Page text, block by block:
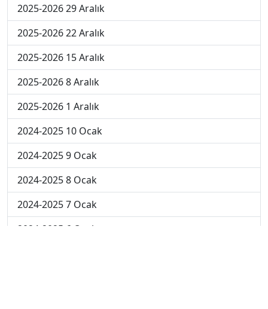
2025-2026 29 Aralık
2025-2026 22 Aralık
2025-2026 15 Aralık
2025-2026 8 Aralık
2025-2026 1 Aralık
2024-2025 10 Ocak
2024-2025 9 Ocak
2024-2025 8 Ocak
2024-2025 7 Ocak
2024-2025 6 Ocak